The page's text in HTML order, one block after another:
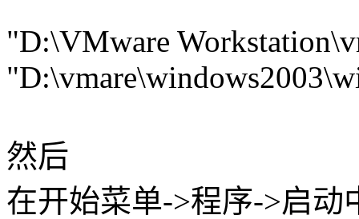
"D:\VMware
然后
在开始菜单->程序->启